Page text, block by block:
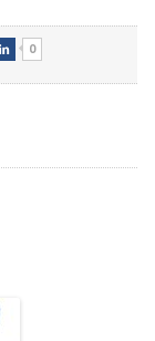
 0